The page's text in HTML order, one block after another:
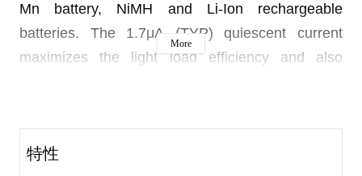
Mn battery, NiMH and Li-Ion rechargeable
batteries. The 1.7μA (TYP) quiescent current
maximizes the light load efficiency and also
provides output disconnect feature which
minimizes unnecessary current drawn from the
More
特性